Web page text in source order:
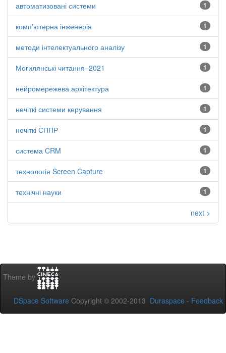
1
автоматизовані системи
1
комп'ютерна інженерія
1
методи інтелектуального аналізу
1
Могилянські читання–2021
1
нейромережева архітектура
1
нечіткі системи керування
1
нечіткі СППР
1
система CRM
1
технологія Screen Capture
1
технічні науки
next >
Theme by
DSpace Software Copyright © 2002-2013 Duraspace - Feedback